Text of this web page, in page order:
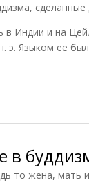
в Индии и на
э. Языком ее
в
то жена, мать